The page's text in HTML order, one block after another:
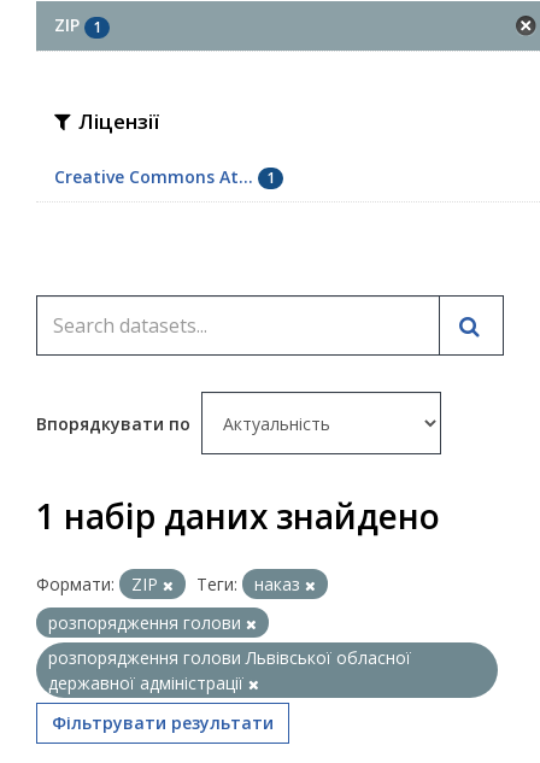
ZIP 1
Ліцензії
Creative Commons At... 1
Впорядкувати по
1 набір даних знайдено
Формати: ZIP Теги:
наказ
розпорядження голови
розпорядження голови Львівської обласної
державної адміністрації
Фільтрувати результати